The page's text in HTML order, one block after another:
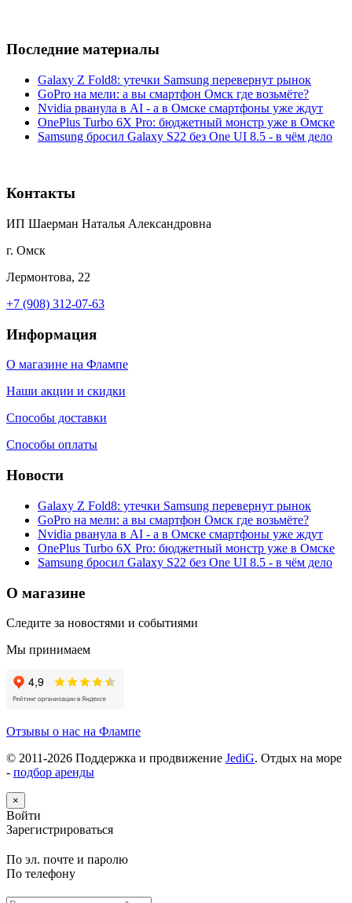
Последние материалы
Galaxy Z Fold8: утечки Samsung перевернут рынок
GoPro на мели: а вы смартфон Омск где возьмёте?
Nvidia рванула в AI - а в Омске смартфоны уже ждут
OnePlus Turbo 6X Pro: бюджетный монстр уже в Омске
Samsung бросил Galaxy S22 без One UI 8.5 - в чём дело
Контакты
ИП Шаерман Наталья Александровна
г. Омск
Лермонтова, 22
+7 (908) 312-07-63
Информация
О магазине на Флампе
Наши акции и скидки
Способы доставки
Способы оплаты
Новости
Galaxy Z Fold8: утечки Samsung перевернут рынок
GoPro на мели: а вы смартфон Омск где возьмёте?
Nvidia рванула в AI - а в Омске смартфоны уже ждут
OnePlus Turbo 6X Pro: бюджетный монстр уже в Омске
Samsung бросил Galaxy S22 без One UI 8.5 - в чём дело
О магазине
Следите за новостями и событиями
Мы принимаем
Отзывы о нас на Флампе
© 2011-2026 Поддержка и продвижение JediG. Отдых на море
- подбор аренды
×
Войти
Зарегистрироваться
По эл. почте и паролю
По телефону